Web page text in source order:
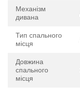
Механізм
дивана
Тип спального
місця
Довжина
спального
місця